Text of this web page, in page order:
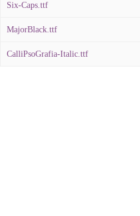
Six-Caps.ttf
MajorBlack.ttf
CalliPsoGrafia-Italic.ttf